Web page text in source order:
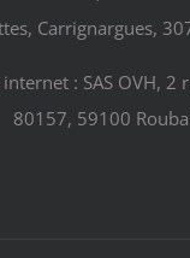
Carrignargues,
: SAS OVH, 2
80157, 59100